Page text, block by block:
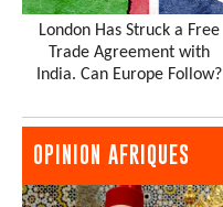
London Has Struck a Free
Trade Agreement with
India. Can Europe Follow?
OPINION AFRIQUES